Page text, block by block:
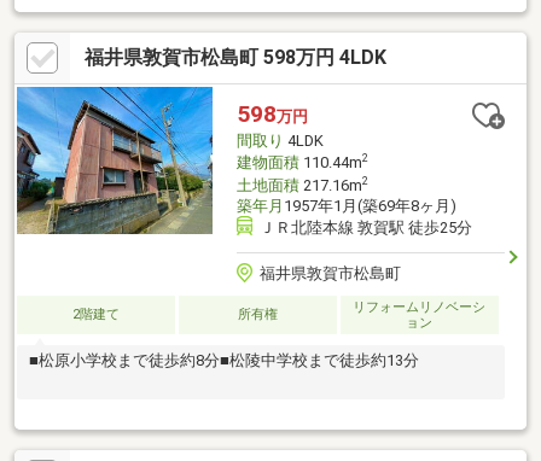
が多くても倉庫があればスッキリ収納できます。すぐに入居でき
るので、お待ちいただくことはありません。建物面積105.21㎡の
物件はいかがですか。値段がお手ごろな中古戸建てはいかがでし
ょうか。
福井県敦賀市松島町 598万円 4LDK
598万円
間取り 4LDK
建物面積110.44m2
土地面積217.16m2
築年月 1957年1月(築69年8ヶ月)
ＪＲ北陸本線 敦賀駅 徒歩25分
福井県敦賀市松島町
2階建て 所有権
リフォームリノベーシ
ョン
■松原小学校まで徒歩約8分■松陵中学校まで徒歩約13分